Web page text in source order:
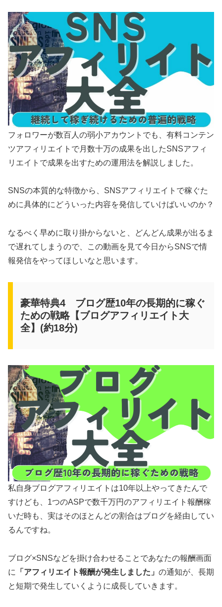
フォロワーが数百人の弱小アカウントでも、有料コンテン
ツアフィリエイトで月数十万の成果を出したSNSアフィ
リエイトで成果を出すための運用法を解説しました。
SNSの本質的な特徴から、SNSアフィリエイトで稼ぐた
めに具体的にどういった内容を発信していけばいいのか？
なるべく早めに取り掛からないと、どんどん成果が出るま
で遅れてしまうので、この動画を見て今日からSNSで情
報発信をやってほしいなと思います。
豪華特典4 ブログ歴10年の長期的に稼ぐ
ための戦略【ブログアフィリエイト大
全】(約18分)
私自身ブログアフィリエイトは10年以上やってきたんで
すけども、1つのASPで数千万円のアフィリエイト報酬稼
いだ時も、実はそのほとんどの割合はブログを経由してい
るんですね。
ブログ×SNSなどを掛け合わせることであなたの報酬画面
に
「アフィリエイト報酬が発生しました」 の通知が、長期
と短期で発生していくように成長していきます。